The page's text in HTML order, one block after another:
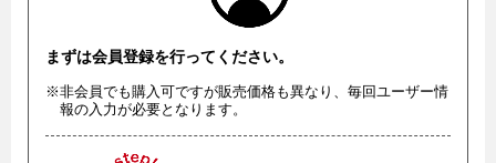
まずは会員登録を行ってください。
※非会員でも購入可ですが販売価格も異なり、毎回ユーザー情
報の入力が必要となります。